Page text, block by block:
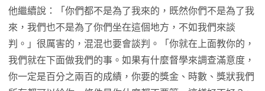
他繼續說：「你們都不是為了我來的，既然你們不是為了我
來，我們也不是為了你們坐在這個地方，不如我們來談
判。」很厲害的，混混也要會談判。「你就在上面教你的，
我們就在下面做我們的事。如果有什麼督學來調查滿意度，
你一定是百分之兩百的成績，你要的獎金、時數、獎狀我們